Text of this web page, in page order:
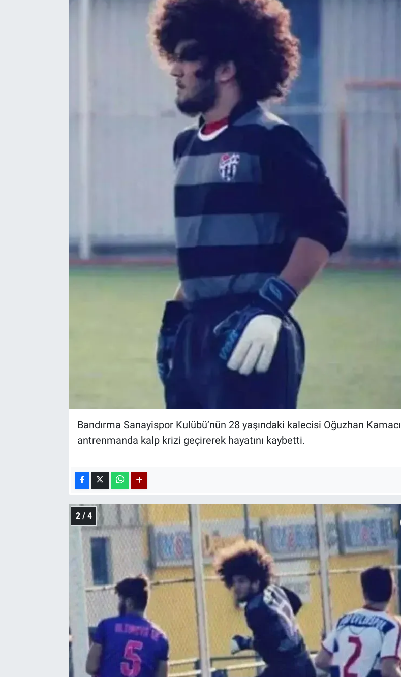
Bandırma Sanayispor Kulübü’nün 28 yaşındaki kalecisi Oğuzhan Kamacı
antrenmanda kalp krizi geçirerek hayatını kaybetti.
2 / 4